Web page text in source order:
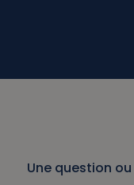
Une question